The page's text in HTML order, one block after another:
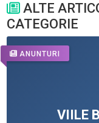
ALTE
CATEGORIE
ANUNTURI